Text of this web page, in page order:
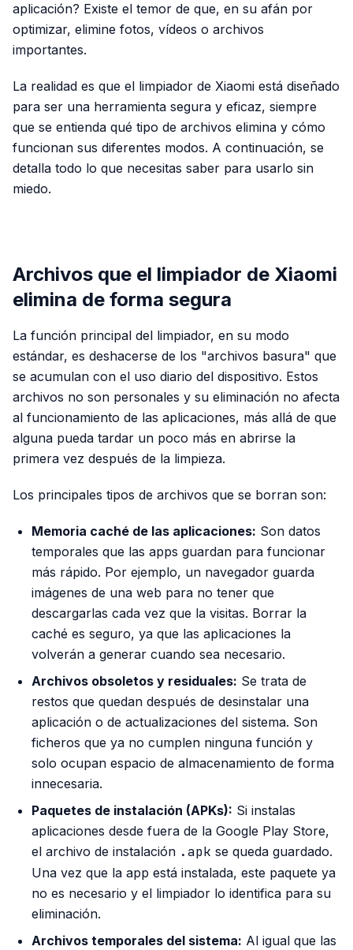
aplicación? Existe el temor de que, en su afán por
optimizar, elimine fotos, vídeos o archivos
importantes.
La realidad es que el limpiador de Xiaomi está diseñado
para ser una herramienta segura y eficaz, siempre
que se entienda qué tipo de archivos elimina y cómo
funcionan sus diferentes modos. A continuación, se
detalla todo lo que necesitas saber para usarlo sin
miedo.
Archivos que el limpiador de Xiaomi
elimina de forma segura
La función principal del limpiador, en su modo
estándar, es deshacerse de los "archivos basura" que
se acumulan con el uso diario del dispositivo. Estos
archivos no son personales y su eliminación no afecta
al funcionamiento de las aplicaciones, más allá de que
alguna pueda tardar un poco más en abrirse la
primera vez después de la limpieza.
Los principales tipos de archivos que se borran son:
Memoria caché de las aplicaciones: Son datos
temporales que las apps guardan para funcionar
más rápido. Por ejemplo, un navegador guarda
imágenes de una web para no tener que
descargarlas cada vez que la visitas. Borrar la
caché es seguro, ya que las aplicaciones la
volverán a generar cuando sea necesario.
Archivos obsoletos y residuales: Se trata de
restos que quedan después de desinstalar una
aplicación o de actualizaciones del sistema. Son
ficheros que ya no cumplen ninguna función y
solo ocupan espacio de almacenamiento de forma
innecesaria.
Paquetes de instalación (APKs): Si instalas
aplicaciones desde fuera de la Google Play Store,
el archivo de instalación .apk se queda guardado.
Una vez que la app está instalada, este paquete ya
no es necesario y el limpiador lo identifica para su
eliminación.
Archivos temporales del sistema: Al igual que las